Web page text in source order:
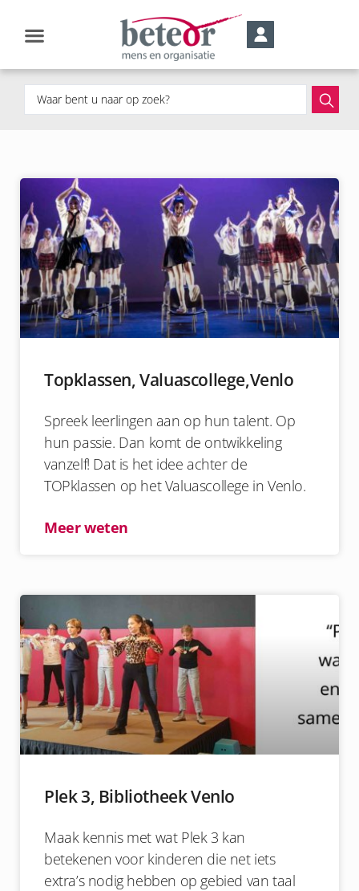
Topklassen, Valuascollege,Venlo
Spreek leerlingen aan op hun talent. Op
hun passie. Dan komt de ontwikkeling
vanzelf! Dat is het idee achter de
TOPklassen op het Valuascollege in Venlo.
Meer weten
Plek 3, Bibliotheek Venlo
Maak kennis met wat Plek 3 kan
betekenen voor kinderen die net iets
extra’s nodig hebben op gebied van taal